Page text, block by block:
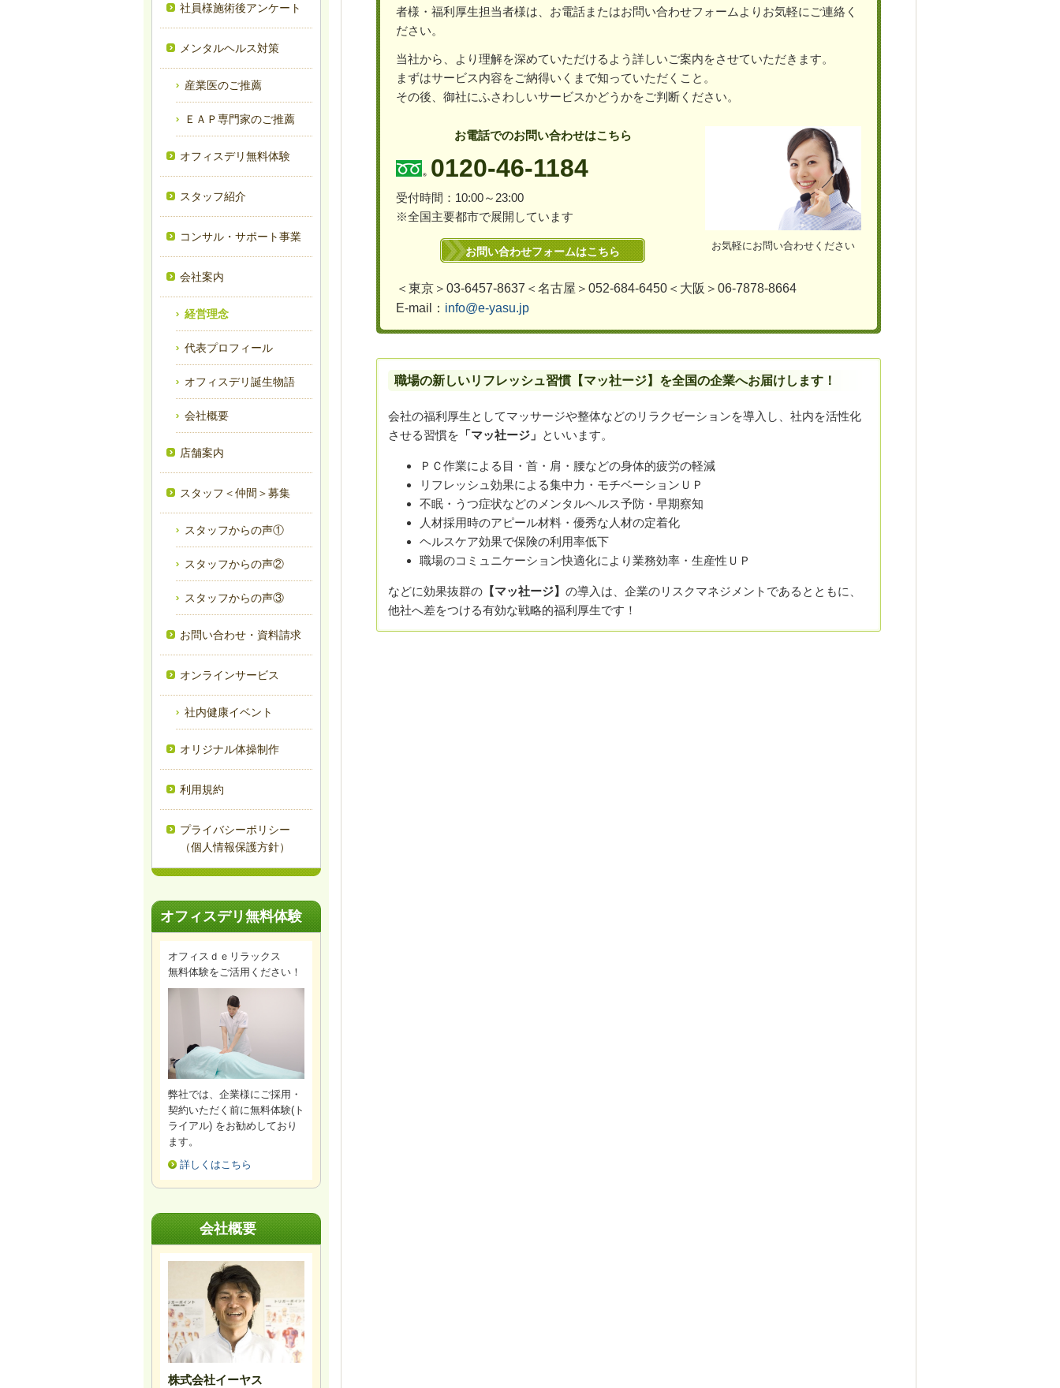
者様・福利厚生担当者様は、お電話またはお問い合わせフォームよりお気軽にご連絡く
ださい。
当社から、より理解を深めていただけるよう詳しいご案内をさせていただきます。
まずはサービス内容をご納得いくまで知っていただくこと。
その後、御社にふさわしいサービスかどうかをご判断ください。
お気軽にお問い合わせください
お電話でのお問い合わせはこちら
0120-46-1184
受付時間：10:00～23:00
※全国主要都市で展開しています
お問い合わせフォームはこちら
＜東京＞03-6457-8637＜名古屋＞052-684-6450＜大阪＞06-7878-8664
E-mail： info@e-yasu.jp
職場の新しいリフレッシュ習慣【マッ社ージ】を全国の企業へお届けします！
会社の福利厚生としてマッサージや整体などのリラクゼーションを導入し、社内を活性化
させる習慣を 「マッ社ージ」 といいます。
ＰＣ作業による目・首・肩・腰などの身体的疲労の軽減
リフレッシュ効果による集中力・モチベーションＵＰ
不眠・うつ症状などのメンタルヘルス予防・早期察知
人材採用時のアピール材料・優秀な人材の定着化
ヘルスケア効果で保険の利用率低下
職場のコミュニケーション快適化により業務効率・生産性ＵＰ
などに効果抜群の 【マッ社ージ】 の導入は、企業のリスクマネジメントであるとともに、
他社へ差をつける有効な戦略的福利厚生です！
社員様施術後アンケート
メンタルヘルス対策
産業医のご推薦
ＥＡＰ専門家のご推薦
オフィスデリ無料体験
スタッフ紹介
コンサル・サポート事業
会社案内
経営理念
代表プロフィール
オフィスデリ誕生物語
会社概要
店舗案内
スタッフ＜仲間＞募集
スタッフからの声①
スタッフからの声②
スタッフからの声③
お問い合わせ・資料請求
オンラインサービス
社内健康イベント
オリジナル体操制作
利用規約
プライバシーポリシー
（個人情報保護方針）
オフィスデリ無料体験
オフィスｄｅリラックス
無料体験をご活用ください！
弊社では、企業様にご採用・
契約いただく前に無料体験(ト
ライアル) をお勧めしており
ます。
詳しくはこちら
会社概要
株式会社イーヤス